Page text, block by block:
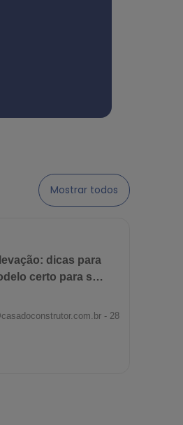
Mostrar todos
dicas para
certo para sua
- 28